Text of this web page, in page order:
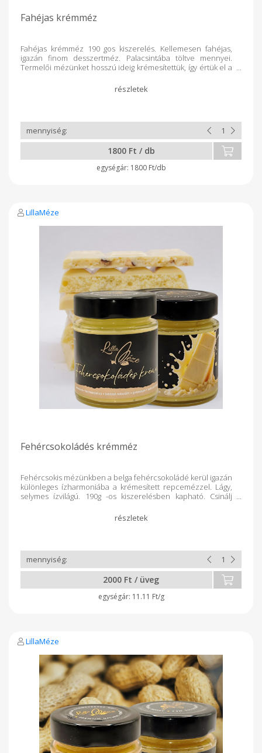
Fahéjas krémméz
Fahéjas krémméz 190 gos kiszerelés. Kellemesen fahéjas,
igazán finom desszertméz. Palacsintába töltve mennyei.
Termelői mézünket hosszú ideig krémesítettük, így értük el a
1800 Ft / db
1800 Ft/db
LillaMéze
Fehércsokoládés krémméz
Fehércsokis mézünkben a belga fehércsokoládé kerül igazán
különleges ízharmoniába a krémesített repcemézzel. Lágy,
selymes ízvilágú. 190g -os kiszerelésben kapható. Csinálj
tejcsijét ajánlom hozzá. De akár farsangi fánkba töltve is
2000 Ft / üveg
11.11 Ft/g
LillaMéze